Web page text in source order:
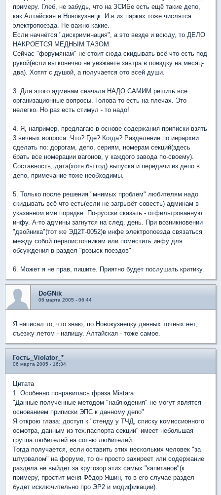
примеру. Глеб, не забудь, что на ЗСИБе есть ещё такие депо,
как Алтайская и Новокузнецк. И в их парках тоже числятся
электропоезда. Не важно какие.
Если начнётся "дискриминация", а это везде и всюду, то ДЕЛО
НАКРОЕТСЯ МЕДНЫМ ТАЗОМ.
Сейчас "форумянам" не стоит сюда скидывать всё что есть под
рукой(если вы конечно не уезжаете завтра в поездку на месяц-
два). Хотят с душой, а получается ото всей души.
3. Для этого админам сначала НАДО САМИМ решить все
организационные вопросы. Голова-то есть на плечах. Это
нелегко. Но раз есть стимул - то надо!
4. Я, например, предлагаю в основе содержания приписки взять
3 вечных вопроса: Что? Где? Когда? Разделение по иерархии
сделать по: дорогам, депо, сериям, номерам секций(здесь
брать все номерации вагонов, у каждого завода по-своему).
Составность, дата(хотя бы год) выпуска и передачи из депо в
депо, примечание тоже необходимы.
5. Только после решения "мнимых проблем" любителям надо
скидывать всё что есть(если не загрызёт совесть) админам в
указанном ими порядке. По-русски сказать - отфильтрованную
инфу. А-то админы загнутся на след. день. При возникновении
"двойника"(тот же ЭД2Т-0052)в инфе электропоезда связаться
между собой первоисточникам или поместить инфу для
обсуждения в раздел "розыск поездов"
6. Может я не прав, пишите. Приятно будет послушать критику.
DoGNik
06 марта 2005 - 06:44
Я написал то, что знаю, по Новокузнецку данных точных нет,
съезжу летом - напишу. Алтайская - тоже самое.
Гость_Violator_*
06 марта 2005 - 16:34
Цитата
1. Особенно понравилась фраза Mistarа:
"Данные полученные методом "наблюдения" не могут являтся
основанием приписки ЭПС к данному депо"
Я открою глаза: доступ к "стенду у ТЧД, списку комиссионного
осмотра, данным из тех.паспорта секции" имеет небольшая
группа любителей на сотню любителей.
Тогда получается, если оставить этих нескольких человек "за
штурвалом" на форуме, то он просто захиреет или содержание
раздела не выйдет за кругозор этих самых "капитанов"(к
примеру, простит меня Фёдор Яшин, то в его случае раздел
будет исключительно про ЭР2 и модификации).